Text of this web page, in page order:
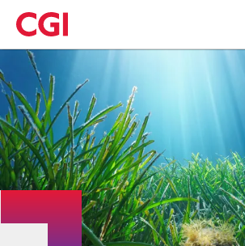
Skip
to
main
content